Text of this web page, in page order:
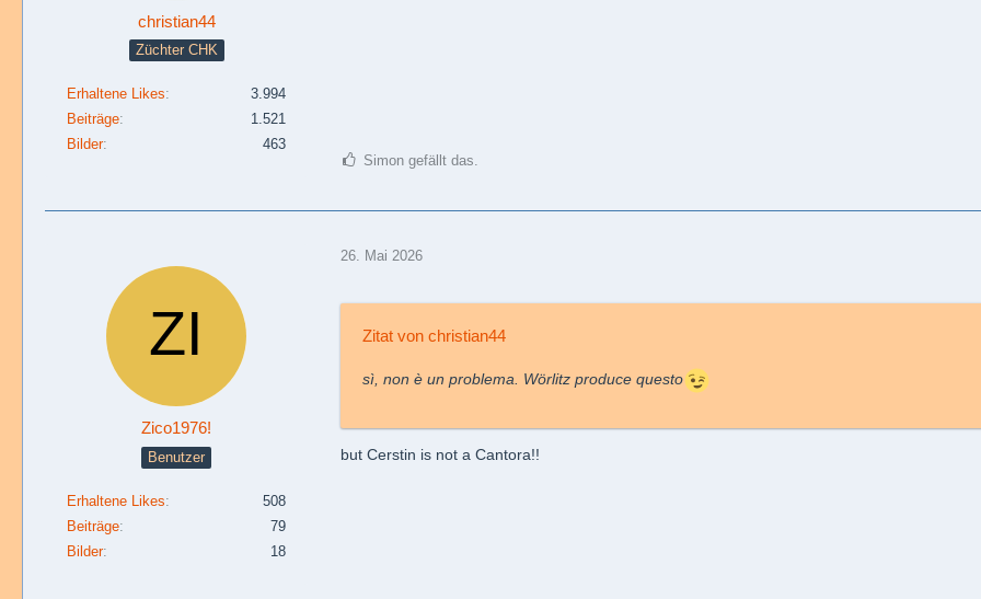
christian44
Züchter CHK
Erhaltene Likes
3.994
Beiträge
1.521
Bilder
463
Simon gefällt das.
Zico1976!
Benutzer
Erhaltene Likes
508
Beiträge
79
Bilder
18
26. Mai 2026
Zitat von christian44
sì, non è un problema. Wörlitz produce questo
but Cerstin is not a Cantora!!